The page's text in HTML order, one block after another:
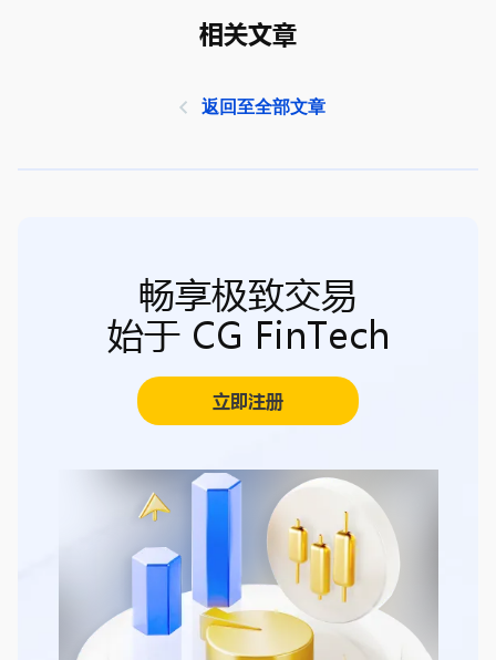
相关文章
返回至全部文章
畅享极致交易
始于 CG FinTech
立即注册